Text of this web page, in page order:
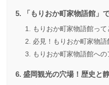
「もりおか町家物語館」
もりおか町家物語館って
必見！もりおか町家物
もりおか町家物語館へ
盛岡観光の穴場！歴史と